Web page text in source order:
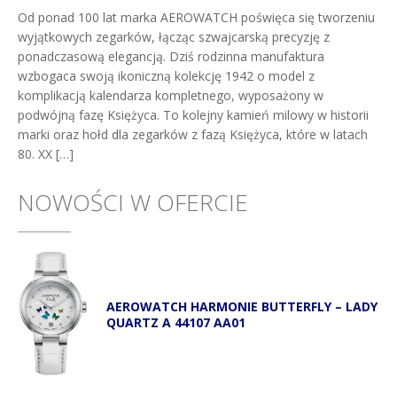
Od ponad 100 lat marka AEROWATCH poświęca się tworzeniu
wyjątkowych zegarków, łącząc szwajcarską precyzję z
ponadczasową elegancją. Dziś rodzinna manufaktura
wzbogaca swoją ikoniczną kolekcję 1942 o model z
komplikacją kalendarza kompletnego, wyposażony w
podwójną fazę Księżyca. To kolejny kamień milowy w historii
marki oraz hołd dla zegarków z fazą Księżyca, które w latach
80. XX […]
NOWOŚCI W OFERCIE
AEROWATCH HARMONIE BUTTERFLY – LADY
QUARTZ A 44107 AA01